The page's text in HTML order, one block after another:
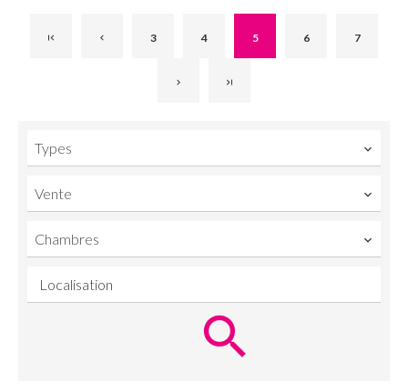
3 4 5 6 7
Types
Vente
Chambres
Localisation